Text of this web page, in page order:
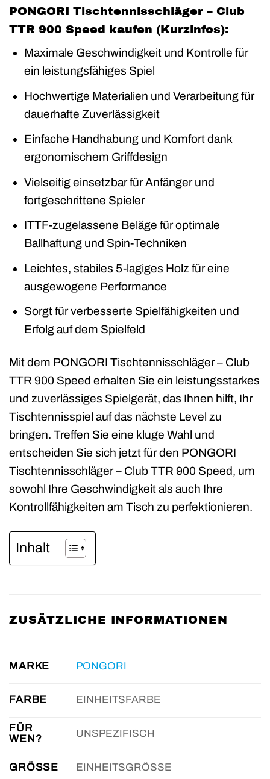
PONGORI Tischtennisschläger – Club
TTR 900 Speed kaufen (Kurzinfos):
Maximale Geschwindigkeit und Kontrolle für
ein leistungsfähiges Spiel
Hochwertige Materialien und Verarbeitung für
dauerhafte Zuverlässigkeit
Einfache Handhabung und Komfort dank
ergonomischem Griffdesign
Vielseitig einsetzbar für Anfänger und
fortgeschrittene Spieler
ITTF-zugelassene Beläge für optimale
Ballhaftung und Spin-Techniken
Leichtes, stabiles 5-lagiges Holz für eine
ausgewogene Performance
Sorgt für verbesserte Spielfähigkeiten und
Erfolg auf dem Spielfeld
Mit dem PONGORI Tischtennisschläger – Club
TTR 900 Speed erhalten Sie ein leistungsstarkes
und zuverlässiges Spielgerät, das Ihnen hilft, Ihr
Tischtennisspiel auf das nächste Level zu
bringen. Treffen Sie eine kluge Wahl und
entscheiden Sie sich jetzt für den PONGORI
Tischtennisschläger – Club TTR 900 Speed, um
sowohl Ihre Geschwindigkeit als auch Ihre
Kontrollfähigkeiten am Tisch zu perfektionieren.
Inhalt
ZUSÄTZLICHE INFORMATIONEN
MARKE PONGORI
FARBE EINHEITSFARBE
FÜR
WEN?
UNSPEZIFISCH
GRÖSSE EINHEITSGRÖSSE